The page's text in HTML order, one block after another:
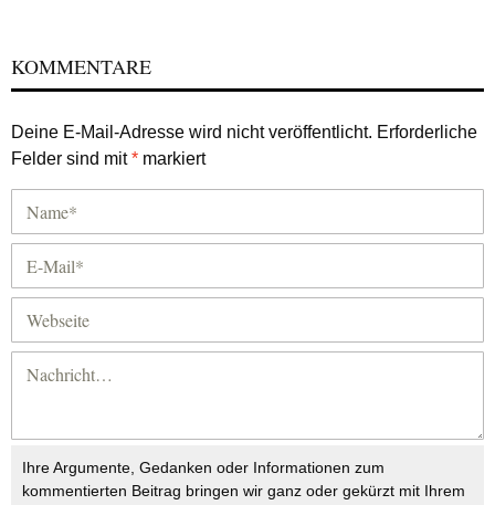
KOMMENTARE
Deine E-Mail-Adresse wird nicht veröffentlicht. Erforderliche
Felder sind mit* markiert
Ihre Argumente, Gedanken oder Informationen zum
kommentierten Beitrag bringen wir ganz oder gekürzt mit Ihrem